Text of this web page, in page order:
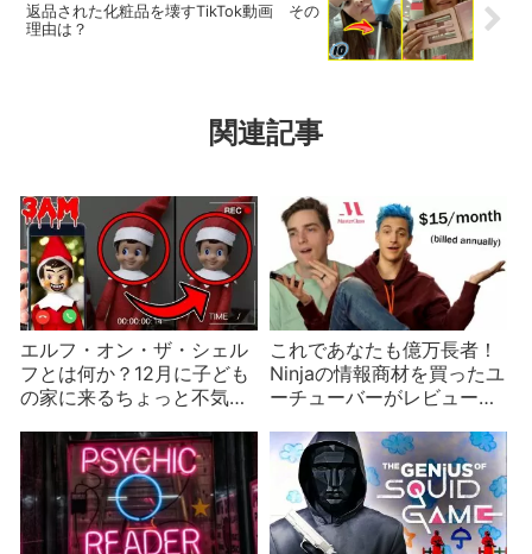
返品された化粧品を壊すTikTok動画 その
理由は？
関連記事
エルフ・オン・ザ・シェル
フとは何か？12月に子ども
の家に来るちょっと不気味
これであなたも億万長者！
Ninjaの情報商材を買ったユ
ーチューバーがレビューし